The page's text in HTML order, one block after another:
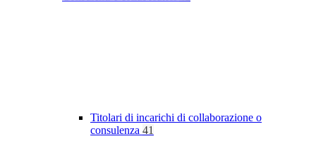
Titolari di incarichi di collaborazione o
consulenza 41